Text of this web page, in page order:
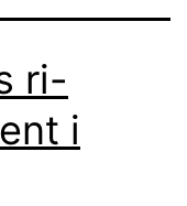
ri-
i